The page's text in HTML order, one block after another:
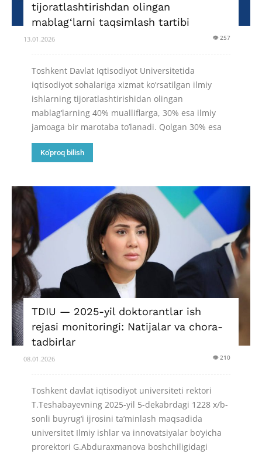
tijoratlashtirishdan olingan
mablag‘larni taqsimlash tartibi
13.01.2026 👁 257
Toshkent Davlat Iqtisodiyot Universitetida
iqtisodiyot sohalariga xizmat ko’rsatilgan ilmiy
ishlarning tijoratlashtirishidan olingan
mablag‘larning 40% mualliflarga, 30% esa ilmiy
jamoaga bir marotaba to’lanadi. Qolgan 30% esa
Ko'proq bilish
TDIU — 2025-yil doktorantlar ish
rejasi monitoringi: Natijalar va chora-
tadbirlar
08.01.2026 👁 210
Toshkent davlat iqtisodiyot universiteti rektori
T.Teshabayevning 2025-yil 5-dekabrdagi 1228 x/b-
sonli buyrug‘i ijrosini ta’minlash maqsadida
universitet Ilmiy ishlar va innovatsiyalar bo‘yicha
prorektori G.Abduraxmanova boshchiligidagi